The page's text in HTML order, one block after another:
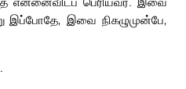
இப்போதே, இவை நிகழுமுன்பே,